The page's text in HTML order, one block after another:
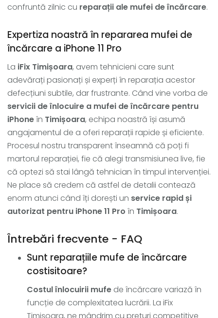
confruntă zilnic cu reparații ale mufei de încărcare.
Expertiza noastră în repararea mufei de
încărcare a iPhone 11 Pro
La iFix Timișoara, avem tehnicieni care sunt
adevărați pasionați și experți în reparația acestor
defecțiuni subtile, dar frustrante. Când vine vorba de
servicii de înlocuire a mufei de încărcare pentru
iPhoneîn Timișoara, echipa noastră își asumă
angajamentul de a oferi reparații rapide și eficiente.
Procesul nostru transparent înseamnă că poți fi
martorul reparației, fie că alegi transmisiunea live, fie
că optezi să stai lângă tehnician în timpul intervenției.
Ne place să credem că astfel de detalii contează
enorm atunci când îți dorești un service rapid și
autorizat pentru iPhone 11 Pro în Timișoara.
Întrebări frecvente - FAQ
Sunt reparațiile mufe de încărcare
costisitoare?
Costul înlocuirii mufe de încărcare variază în
funcție de complexitatea lucrării. La iFix